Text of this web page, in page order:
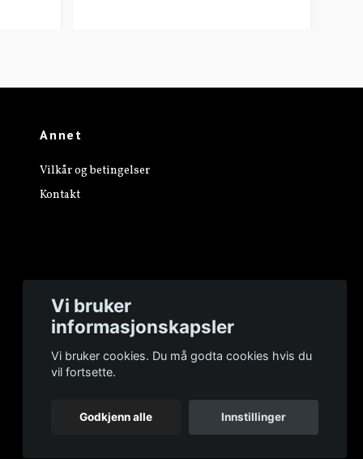
Annet
Vilkår og betingelser
Kontakt
Vi bruker
informasjonskapsler
Vi bruker cookies. Du må godta cookies hvis du
vil fortsette.
Godkjenn alle Innstillinger